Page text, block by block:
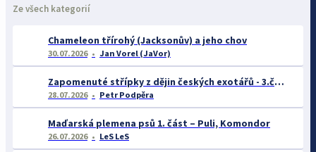
Ze všech kategorií
Chameleon třírohý (Jacksonův) a jeho chov
30.07.2026 Jan Vorel (JaVor)
Zapomenuté střípky z dějin českých exotářů - 3.část
28.07.2026 Petr Podpěra
Maďarská plemena psů 1. část – Puli, Komondor
26.07.2026 LeS LeS